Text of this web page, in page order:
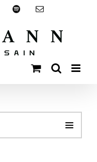
Pinterest SpotifyEmail